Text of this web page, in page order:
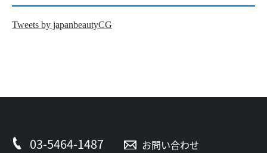
Tweets by japanbeautyCG
03-5464-1487 お問い合わせ